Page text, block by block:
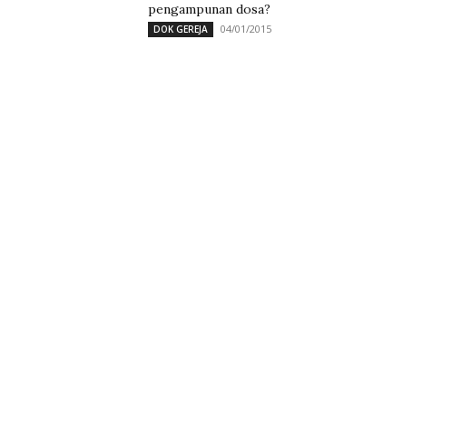
pengampunan dosa?
DOK GEREJA 04/01/2015